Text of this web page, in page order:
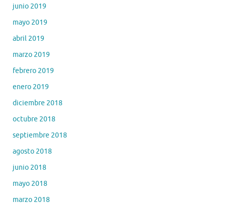
junio 2019
mayo 2019
abril 2019
marzo 2019
febrero 2019
enero 2019
diciembre 2018
octubre 2018
septiembre 2018
agosto 2018
junio 2018
mayo 2018
marzo 2018